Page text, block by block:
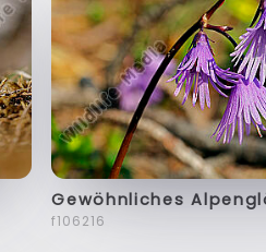
Gewöhnliches
f106216